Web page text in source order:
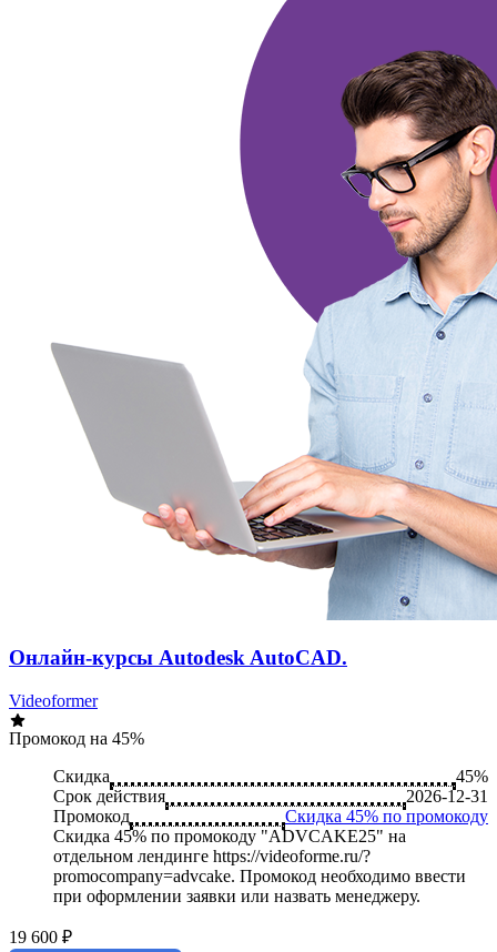
Онлайн-курсы Autodesk AutoCAD.
Videoformer
Промокод на 45%
Скидка
45%
Срок действия
2026-12-31
Промокод
Скидка 45% по промокоду
Скидка 45% по промокоду "ADVCAKE25" на
отдельном лендинге https://videoforme.ru/?
promocompany=advcake. Промокод необходимо ввести
при оформлении заявки или назвать менеджеру.
19 600 ₽